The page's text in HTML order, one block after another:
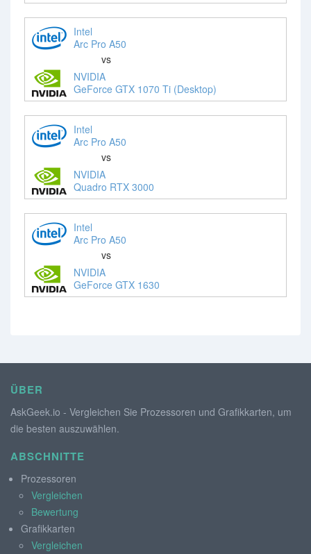
Intel
Arc Pro A50
vs
NVIDIA
GeForce GTX 1070 Ti (Desktop)
Intel
Arc Pro A50
vs
NVIDIA
Quadro RTX 3000
Intel
Arc Pro A50
vs
NVIDIA
GeForce GTX 1630
ÜBER
AskGeek.io - Vergleichen Sie Prozessoren und Grafikkarten, um
die besten auszuwählen.
ABSCHNITTE
Prozessoren
Vergleichen
Bewertung
Grafikkarten
Vergleichen